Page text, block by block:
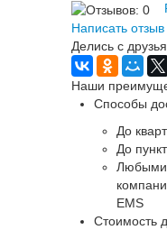
Написать отзыв
Делись с
Наши
Способы
До
До
Любыми
EMS
Стоимость